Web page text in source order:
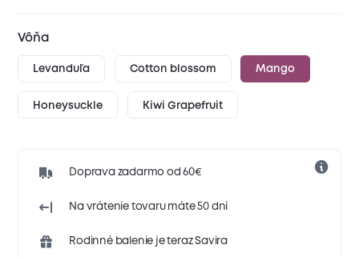
Vôňa
Levanduľa Cotton blossom Mango
Honeysuckle Kiwi Grapefruit
Doprava zadarmo od 60€
Na vrátenie tovaru máte 50 dní
Rodinné balenie je teraz Savira